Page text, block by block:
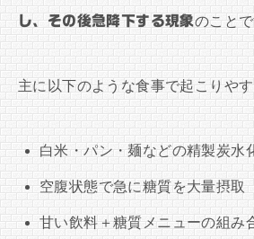
し、その後急降下する現象のことで
主に以下のような食事で起こりやす
白米・パン・麺などの精製炭水
空腹状態で急に糖質を大量摂取
甘い飲料＋糖質メニューの組み